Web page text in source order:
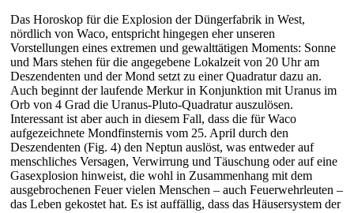
Das Horoskop für die Explosion der Düngerfabrik in West,
nördlich von Waco, entspricht hingegen eher unseren
Vorstellungen eines extremen und gewalttätigen Moments: Sonne
und Mars stehen für die angegebene Lokalzeit von 20 Uhr am
Deszendenten und der Mond setzt zu einer Quadratur dazu an.
Auch beginnt der laufende Merkur in Konjunktion mit Uranus im
Orb von 4 Grad die Uranus-Pluto-Quadratur auszulösen.
Interessant ist aber auch in diesem Fall, dass die für Waco
aufgezeichnete Mondfinsternis vom 25. April durch den
Deszendenten (Fig. 4) den Neptun auslöst, was entweder auf
menschliches Versagen, Verwirrung und Täuschung oder auf eine
Gasexplosion hinweist, die wohl in Zusammenhang mit dem
ausgebrochenen Feuer vielen Menschen – auch Feuerwehrleuten –
das Leben gekostet hat. Es ist auffällig, dass das Häusersystem der